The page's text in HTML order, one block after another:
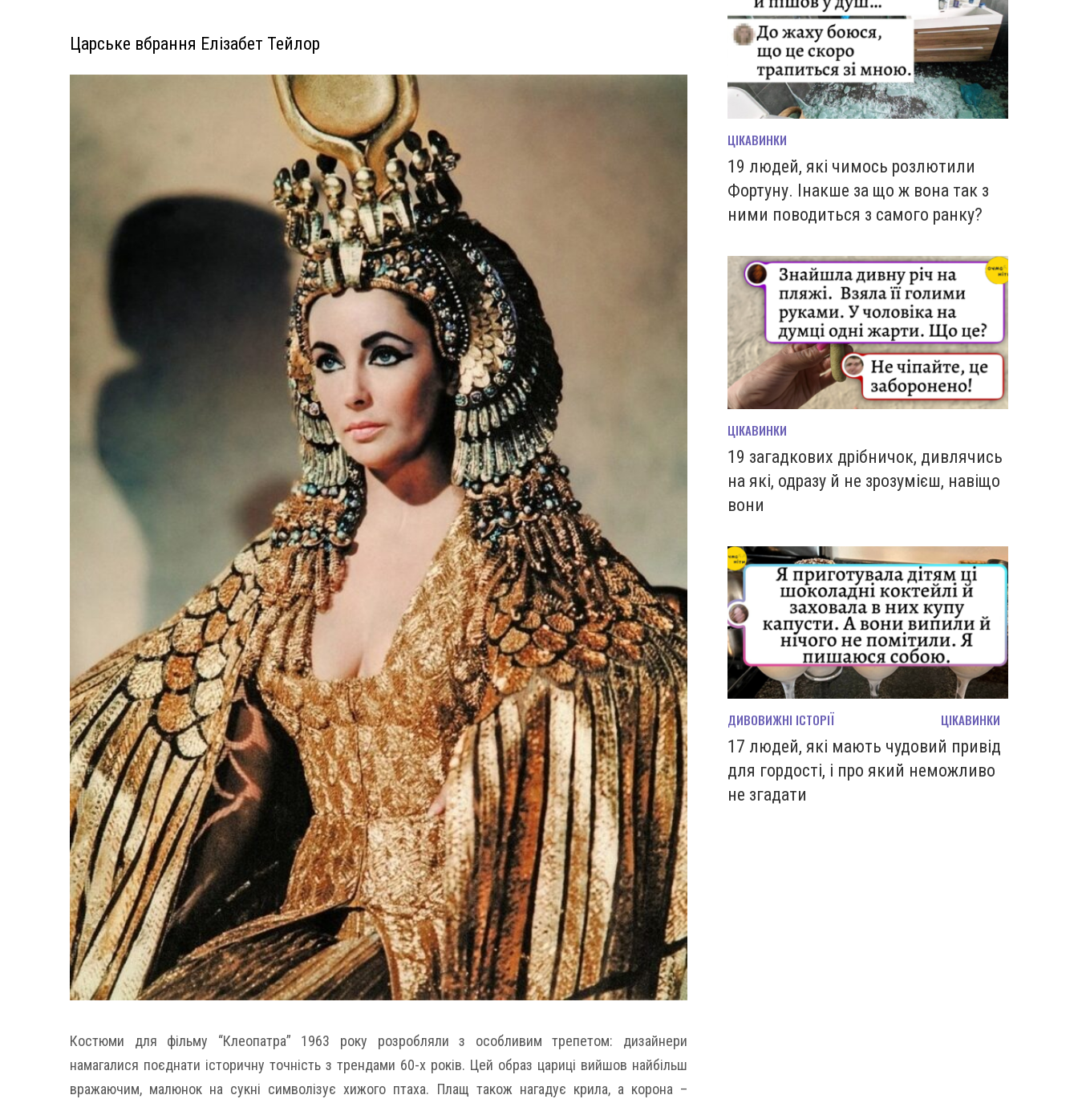
Царське вбрання Елізабет Тейлор
Костюми для фільму “Клеопатра” 1963 року розробляли з особливим трепетом: дизайнери
намагалися поєднати історичну точність з трендами 60-х років. Цей образ цариці вийшов найбільш
вражаючим, малюнок на сукні символізує хижого птаха. Плащ також нагадує крила, а корона –
ЦІКАВИНКИ
19 людей, які чимось розлютили
Фортуну. Інакше за що ж вона так з
ними поводиться з самого ранку?
ЦІКАВИНКИ
19 загадкових дрібничок, дивлячись
на які, одразу й не зрозумієш, навіщо
вони
ДИВОВИЖНІ ІСТОРІЇ ЦІКАВИНКИ
17 людей, які мають чудовий привід
для гордості, і про який неможливо
не згадати